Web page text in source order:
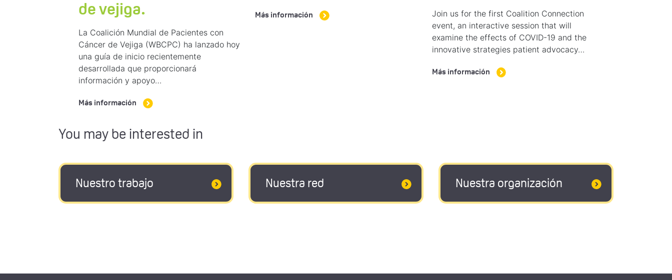
de vejiga.
La Coalición Mundial de Pacientes con
Cáncer de Vejiga (WBCPC) ha lanzado hoy
una guía de inicio recientemente
desarrollada que proporcionará
información y apoyo…
Más información
Más información
Join us for the first Coalition Connection
event, an interactive session that will
examine the effects of COVID-19 and the
innovative strategies patient advocacy…
Más información
You may be interested in
Nuestro trabajo Nuestra red Nuestra organización